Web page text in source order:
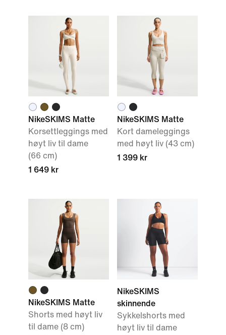
NikeSKIMS Matte
Korsettleggings med
høyt liv til dame
(66 cm)
1 649 kr
NikeSKIMS Matte
Kort dameleggings
med høyt liv (43 cm)
1 399 kr
NikeSKIMS Matte
Shorts med høyt liv
til dame (8 cm)
NikeSKIMS
skinnende
Sykkelshorts med
høyt liv til dame